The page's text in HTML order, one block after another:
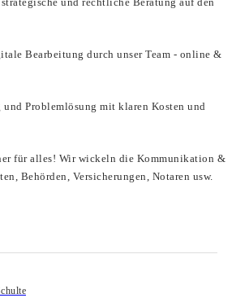
Bearbeitung durch unser Team - online &
Problemlösung mit klaren Kosten und
für alles! Wir wickeln die Kommunikation &
Behörden, Versicherungen, Notaren usw.